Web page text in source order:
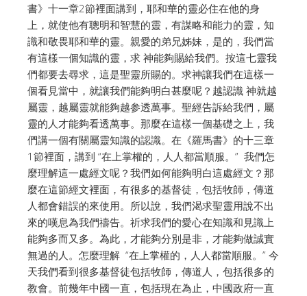
書》十一章2節裡面講到，耶和華的靈必住在他的身
上，就使他有聰明和智慧的靈，有謀略和能力的靈，知
識和敬畏耶和華的靈。親愛的弟兄姊妹，是的，我們當
有這樣一個知識的靈，求 神能夠賜給我們。按這七靈我
們都要去尋求，這是聖靈所賜的。求神讓我們在這樣一
個看見當中，就讓我們能夠明白甚麼呢？越認識 神就越
屬靈，越屬靈就能夠越参透萬事。聖經告訴給我們，屬
靈的人才能夠看透萬事。那麼在這樣一個基礎之上，我
們講一個有關屬靈知識的認識。在《羅馬書》的十三章
1節裡面，講到 “在上掌權的，人人都當順服。” 我們怎
麼理解這一處經文呢？我們如何能夠明白這處經文？那
麼在這節經文裡面，有很多的基督徒，包括牧師，傳道
人都會錯誤的來使用。所以說，我們渴求聖靈用說不出
來的嘆息為我們禱告。祈求我們的愛心在知識和見識上
能夠多而又多。為此，才能夠分別是非，才能夠做誠實
無過的人。怎麼理解 “在上掌權的，人人都當順服。” 今
天我們看到很多基督徒包括牧師，傳道人，包括很多的
教會。前幾年中國一直，包括現在為止，中國政府一直